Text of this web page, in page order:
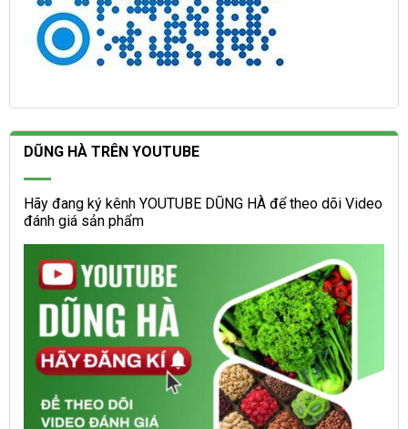
DŨNG HÀ TRÊN YOUTUBE
Hãy đang ký kênh YOUTUBE DŨNG HÀ để theo dõi Video
đánh giá sản phẩm